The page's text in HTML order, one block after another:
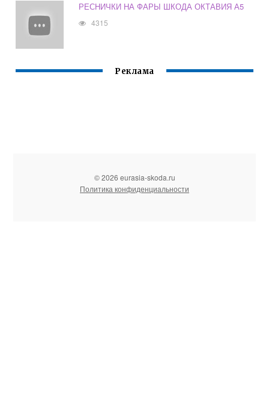
РЕСНИЧКИ НА ФАРЫ ШКОДА ОКТАВИЯ А5
4315
Реклама
© 2026 eurasia-skoda.ru
Политика конфиденциальности